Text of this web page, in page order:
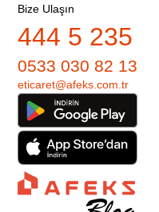
Bize Ulaşın
444 5 235
0533 030 82 13
eticaret@afeks.com.tr